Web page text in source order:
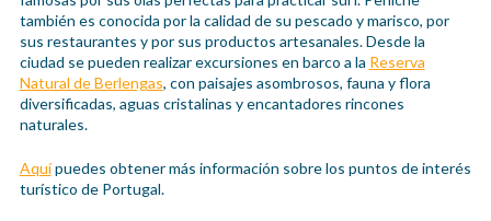
también es conocida por la calidad de su pescado y marisco, por
sus restaurantes y por sus productos artesanales. Desde la
ciudad se pueden realizar excursiones en barco a la Reserva
Natural de Berlengas, con paisajes asombrosos, fauna y flora
diversificadas, aguas cristalinas y encantadores rincones
naturales.
Aquípuedes obtener más información sobre los puntos de interés
turístico de Portugal.